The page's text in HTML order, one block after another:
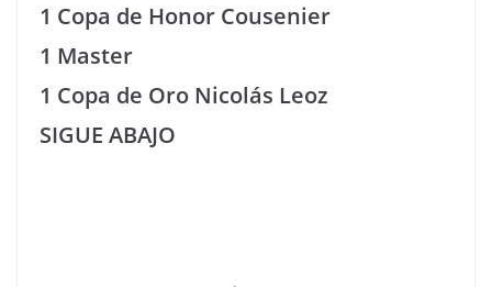
1 Copa de Honor Cousenier
1 Master
1 Copa de Oro Nicolás Leoz
SIGUE ABAJO